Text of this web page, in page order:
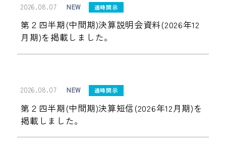
2026.08.07 NEW 適時開示
第２四半期(中間期)決算説明会資料(2026年12
月期)を掲載しました。
2026.08.07 NEW 適時開示
第２四半期(中間期)決算短信(2026年12月期)を
掲載しました。